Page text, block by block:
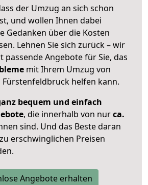
der Umzug an sich schon
und wollen Ihnen dabei
Gedanken über die Kosten
Lehnen Sie sich zurück – wir
passende Angebote für Sie, das
mit Ihrem Umzug von
Fürstenfeldbruck helfen kann.
bequem und einfach
, die innerhalb von nurca.
sind. Und das Beste daran
erschwinglichen Preisen
Angebote erhalten